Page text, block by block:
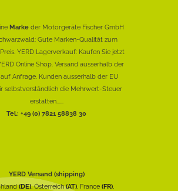
Marke der Motorgeräte Fischer GmbH
Gute Marken-Qualität zum
YERD Lagerverkauf: Kaufen Sie jetzt
Online Shop. Versand ausserhalb der
Anfrage. Kunden ausserhalb der EU
selbstverständlich die Mehrwert-Steuer
erstatten......
Tel.: +49 (0) 7821 58838 30
YERD Versand (shipping)
(DE), Österreich(AT), France (FR),